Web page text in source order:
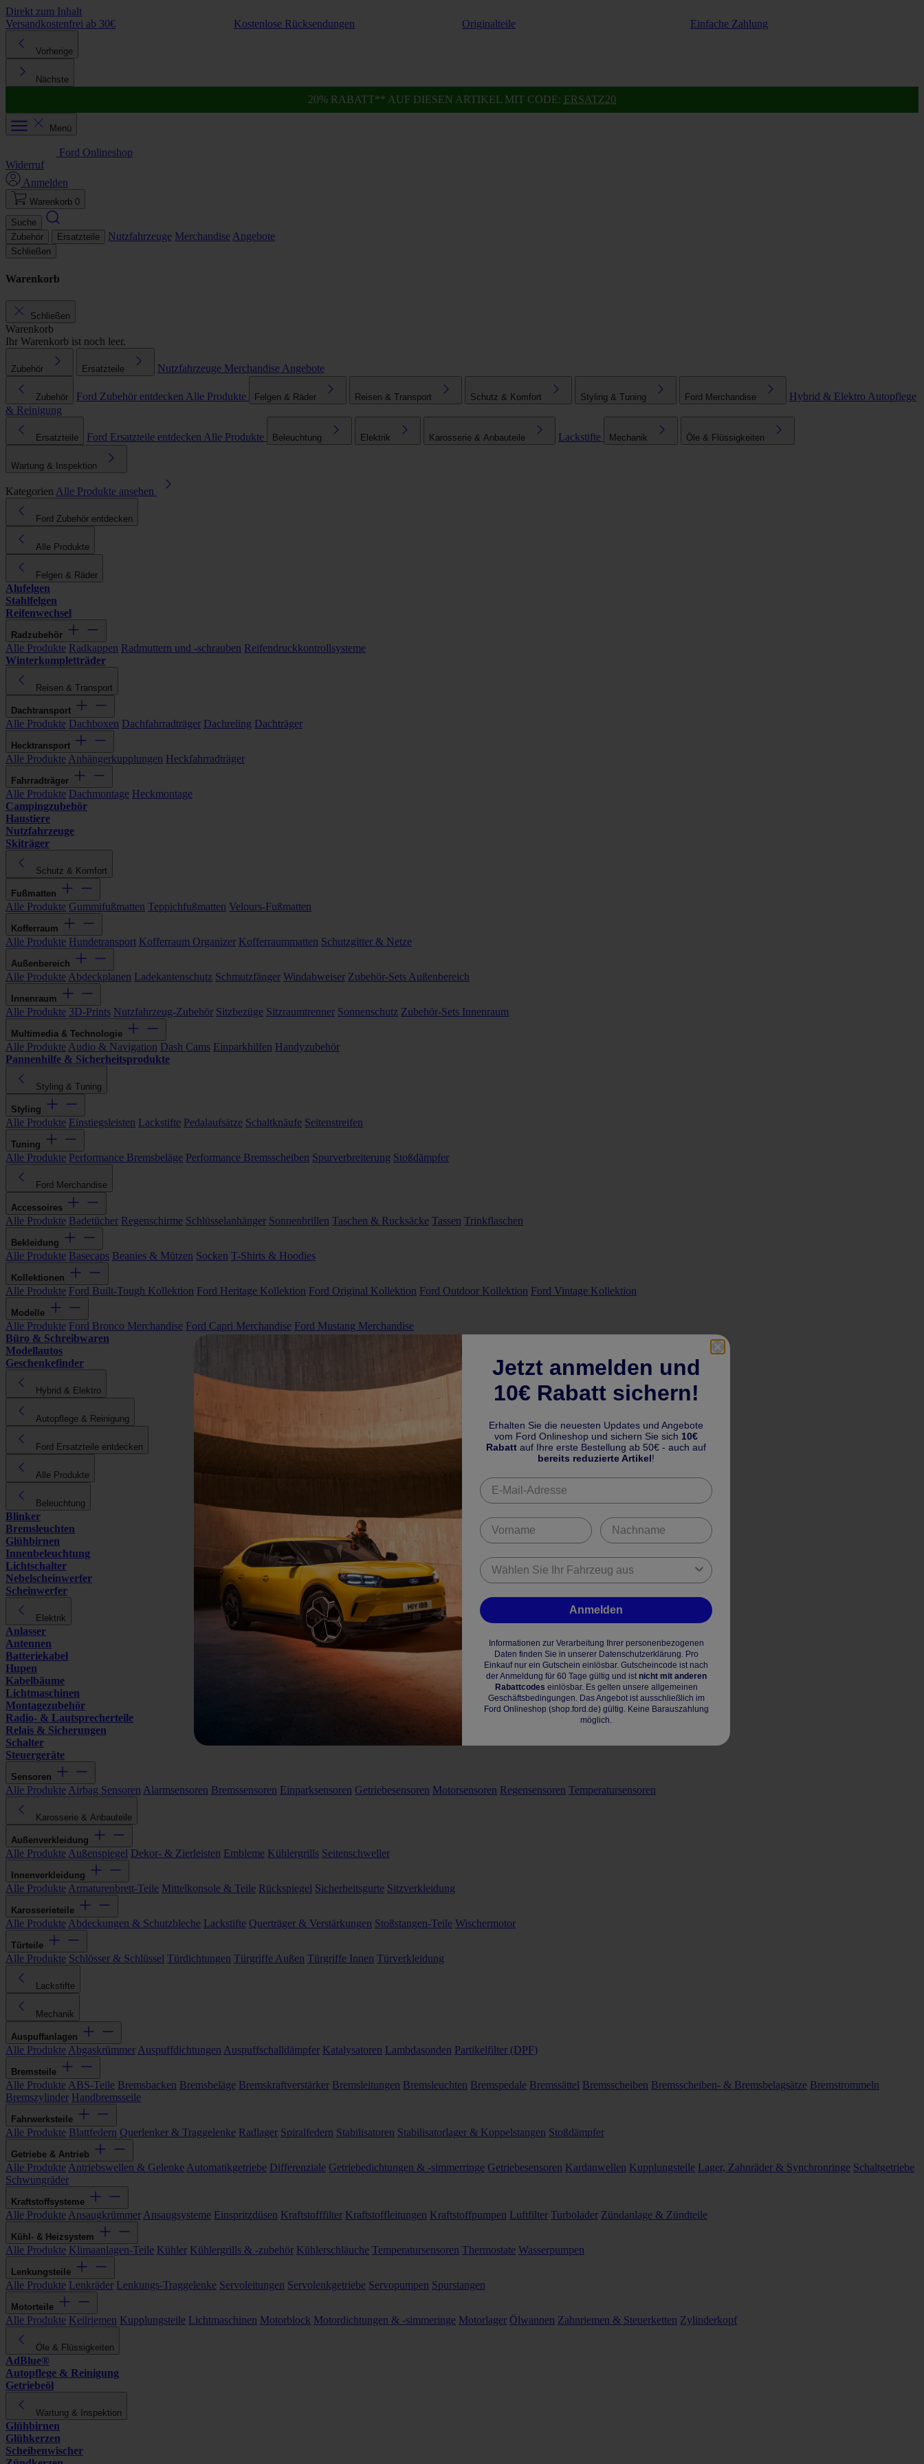
Direkt zum Inhalt
Versandkostenfrei ab 30€
Kostenlose Rücksendungen Originalteile Einfache Zahlung
Vorherige
Nächste
20% RABATT** AUF DIESEN ARTIKEL MIT CODE: ERSATZ20
Menü
Ford Onlineshop
Widerruf
Anmelden
Warenkorb 0
Suche
Zubehör
Ersatzteile Nutzfahrzeuge Merchandise Angebote
Schließen
Warenkorb
Schließen
Warenkorb
Ihr Warenkorb ist noch leer.
Zubehör Ersatzteile Nutzfahrzeuge Merchandise Angebote
Zubehör Ford Zubehör entdecken Alle Produkte Felgen & Räder Reisen & Transport Schutz & Komfort Styling & Tuning Ford Merchandise Hybrid & Elektro Autopflege
& Reinigung
Ersatzteile Ford Ersatzteile entdecken Alle Produkte Beleuchtung Elektrik Karosserie & Anbauteile Lackstifte Mechanik Öle & Flüssigkeiten
Wartung & Inspektion
Kategorien Alle Produkte ansehen
Ford Zubehör entdecken
Alle Produkte
Felgen & Räder
Alufelgen
Stahlfelgen
Reifenwechsel
Radzubehör
Alle Produkte Radkappen Radmuttern und -schrauben Reifendruckkontrollsysteme
Winterkompletträder
Reisen & Transport
Dachtransport
Alle Produkte Dachboxen Dachfahrradträger Dachreling Dachträger
Hecktransport
Alle Produkte Anhängerkupplungen Heckfahrradträger
Fahrradträger
Alle Produkte Dachmontage Heckmontage
Campingzubehör
Haustiere
Nutzfahrzeuge
Skiträger
Schutz & Komfort
Fußmatten
Alle Produkte Gummifußmatten Teppichfußmatten Velours-Fußmatten
Kofferraum
Alle Produkte Hundetransport Kofferraum Organizer Kofferraummatten Schutzgitter & Netze
Außenbereich
Alle Produkte Abdeckplanen Ladekantenschutz Schmutzfänger Windabweiser Zubehör-Sets Außenbereich
Innenraum
Alle Produkte 3D-Prints Nutzfahrzeug-Zubehör Sitzbezüge Sitzraumtrenner Sonnenschutz Zubehör-Sets Innenraum
Multimedia & Technologie
Alle Produkte Audio & Navigation Dash Cams Einparkhilfen Handyzubehör
Pannenhilfe & Sicherheitsprodukte
Styling & Tuning
Styling
Alle Produkte Einstiegsleisten Lackstifte Pedalaufsätze Schaltknäufe Seitenstreifen
Tuning
Alle Produkte Performance Bremsbeläge Performance Bremsscheiben Spurverbreiterung Stoßdämpfer
Ford Merchandise
Accessoires
Alle Produkte Badetücher Regenschirme Schlüsselanhänger Sonnenbrillen Taschen & Rucksäcke Tassen Trinkflaschen
Bekleidung
Alle Produkte Basecaps Beanies & Mützen Socken T-Shirts & Hoodies
Kollektionen
Alle Produkte Ford Built-Tough Kollektion Ford Heritage Kollektion Ford Original Kollektion Ford Outdoor Kollektion Ford Vintage Kollektion
Modelle
Alle Produkte Ford Bronco Merchandise Ford Capri Merchandise Ford Mustang Merchandise
Büro & Schreibwaren
Modellautos
Geschenkefinder
Hybrid & Elektro
Autopflege & Reinigung
Ford Ersatzteile entdecken
Alle Produkte
Beleuchtung
Blinker
Bremsleuchten
Glühbirnen
Innenbeleuchtung
Lichtschalter
Nebelscheinwerfer
Scheinwerfer
Elektrik
Anlasser
Antennen
Batteriekabel
Hupen
Kabelbäume
Lichtmaschinen
Montagezubehör
Radio- & Lautsprecherteile
Relais & Sicherungen
Schalter
Steuergeräte
Sensoren
Alle Produkte Airbag Sensoren Alarmsensoren Bremssensoren Einparksensoren Getriebesensoren Motorsensoren Regensensoren Temperatursensoren
Karosserie & Anbauteile
Außenverkleidung
Alle Produkte Außenspiegel Dekor- & Zierleisten Embleme Kühlergrills Seitenschweller
Innenverkleidung
Alle Produkte Armaturenbrett-Teile Mittelkonsole & Teile Rückspiegel Sicherheitsgurte Sitzverkleidung
Karosserieteile
Alle Produkte Abdeckungen & Schutzbleche Lackstifte Querträger & Verstärkungen Stoßstangen-Teile Wischermotor
Türteile
Alle Produkte Schlösser & Schlüssel Türdichtungen Türgriffe Außen Türgriffe Innen Türverkleidung
Lackstifte
Mechanik
Auspuffanlagen
Alle Produkte Abgaskrümmer Auspuffdichtungen Auspuffschalldämpfer Katalysatoren Lambdasonden Partikelfilter (DPF)
Bremsteile
Alle Produkte ABS-Teile Bremsbacken Bremsbeläge Bremskraftverstärker Bremsleitungen Bremsleuchten Bremspedale Bremssättel Bremsscheiben Bremsscheiben- & Bremsbelagsätze Bremstrommeln
Bremszylinder Handbremsseile
Fahrwerksteile
Alle Produkte Blattfedern Querlenker & Traggelenke Radlager Spiralfedern Stabilisatoren Stabilisatorlager & Koppelstangen Stoßdämpfer
Getriebe & Antrieb
Alle Produkte Antriebswellen & Gelenke Automatikgetriebe Differenziale Getriebedichtungen & -simmerringe Getriebesensoren Kardanwellen Kupplungsteile Lager, Zahnräder & Synchronringe Schaltgetriebe
Schwungräder
Kraftstoffsysteme
Alle Produkte Ansaugkrümmer Ansaugsysteme Einspritzdüsen Kraftstofffilter Kraftstoffleitungen Kraftstoffpumpen Luftfilter Turbolader Zündanlage & Zündteile
Kühl- & Heizsystem
Alle Produkte Klimaanlagen-Teile Kühler Kühlergrills & -zubehör Kühlerschläuche Temperatursensoren Thermostate Wasserpumpen
Lenkungsteile
Alle Produkte Lenkräder Lenkungs-Traggelenke Servoleitungen Servolenkgetriebe Servopumpen Spurstangen
Motorteile
Alle Produkte Keilriemen Kupplungsteile Lichtmaschinen Motorblock Motordichtungen & -simmeringe Motorlager Ölwannen Zahnriemen & Steuerketten Zylinderkopf
Öle & Flüssigkeiten
AdBlue®
Autopflege & Reinigung
Getriebeöl
Wartung & Inspektion
Glühbirnen
Glühkerzen
Scheibenwischer
Jetzt anmelden und
10€ Rabatt sichern!
Erhalten Sie die neuesten Updates und Angebote
vom Ford Onlineshop und sichern Sie sich 10€
Rabatt auf Ihre erste Bestellung ab 50€ - auch auf
bereits reduzierte Artikel!
Anmelden
Informationen zur Verarbeitung Ihrer personenbezogenen
Daten finden Sie in unserer Datenschutzerklärung. Pro
Einkauf nur ein Gutschein einlösbar. Gutscheincode ist nach
der Anmeldung für 60 Tage gültig und ist nicht mit anderen
Rabattcodes einlösbar. Es gelten unsere allgemeinen
Geschäftsbedingungen. Das Angebot ist ausschließlich im
Ford Onlineshop (shop.ford.de) gültig. Keine Barauszahlung
möglich.